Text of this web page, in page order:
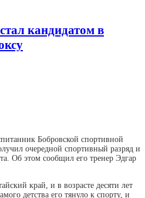
кандидатом в
Бобровской спортивной
очередной спортивный разряд и
Об этом сообщил его тренер Эдгар
край, и в возрасте десяти лет
детства его тянуло к спорту, и